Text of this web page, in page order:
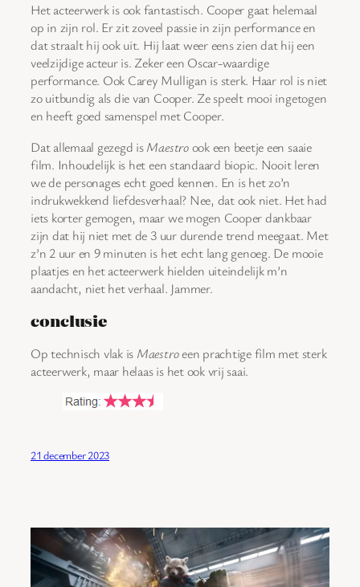
Het acteerwerk is ook fantastisch. Cooper gaat helemaal
op in zijn rol. Er zit zoveel passie in zijn performance en
dat straalt hij ook uit. Hij laat weer eens zien dat hij een
veelzijdige acteur is. Zeker een Oscar-waardige
performance. Ook Carey Mulligan is sterk. Haar rol is niet
zo uitbundig als die van Cooper. Ze speelt mooi ingetogen
en heeft goed samenspel met Cooper.
Dat allemaal gezegd isMaestroook een beetje een saaie
film. Inhoudelijk is het een standaard biopic. Nooit leren
we de personages echt goed kennen. En is het zo’n
indrukwekkend liefdesverhaal? Nee, dat ook niet. Het had
iets korter gemogen, maar we mogen Cooper dankbaar
zijn dat hij niet met de 3 uur durende trend meegaat. Met
z’n 2 uur en 9 minuten is het echt lang genoeg. De mooie
plaatjes en het acteerwerk hielden uiteindelijk m’n
aandacht, niet het verhaal. Jammer.
conclusie
Op technisch vlak is Maestroeen prachtige film met sterk
acteerwerk, maar helaas is het ook vrij saai.
21 december 2023